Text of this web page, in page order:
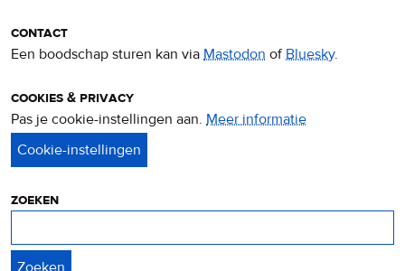
contact
Een boodschap sturen kan via Mastodon ofBluesky.
cookies & privacy
Pas je cookie-instellingen aan. Meer informatie
zoeken